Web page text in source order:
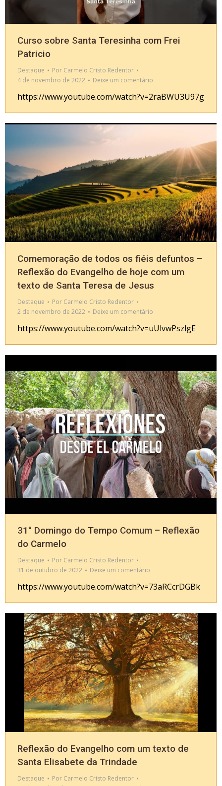
Curso sobre Santa Teresinha com Frei
Patricio
Destaque Por Carmelo Cristo Redentor
4 de novembro de 2022
Deixe um comentário
https://www.youtube.com/watch?v=2raBWU3U97g
Comemoração de todos os fiéis defuntos –
Reflexão do Evangelho de hoje com um
texto de Santa Teresa de Jesus
Destaque Por Carmelo Cristo Redentor
2 de novembro de 2022
Deixe um comentário
https://www.youtube.com/watch?v=uUlvwPszlgE
31° Domingo do Tempo Comum – Reflexão
do Carmelo
Destaque Por Carmelo Cristo Redentor
31 de outubro de 2022
Deixe um comentário
https://www.youtube.com/watch?v=73aRCcrDGBk
Reflexão do Evangelho com um texto de
Santa Elisabete da Trindade
Destaque Por Carmelo Cristo Redentor